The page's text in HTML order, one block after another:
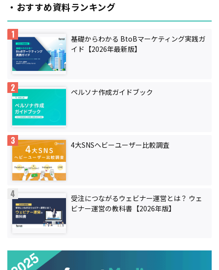
・おすすめ資料ランキング
基礎からわかる BtoBマーケティング実践ガ
イド【2026年最新版】
ペルソナ作成ガイドブック
4大SNSヘビーユーザー比較調査
受注につながるウェビナー運営とは？ ウェ
ビナー運営の教科書【2026年版】